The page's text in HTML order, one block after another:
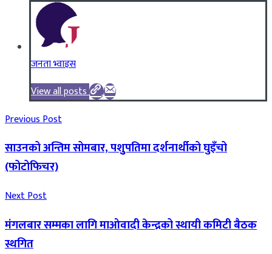
जनता भ्वाइस
View all posts
Previous Post
साउनको अन्तिम सोमबार, पशुुपतिमा दर्शनार्थीको घुइँचो
(फोटोफिचर)
Next Post
मंगलबार सम्मका लागि माओवादी केन्द्रको स्थायी कमिटी बैठक
स्थगित